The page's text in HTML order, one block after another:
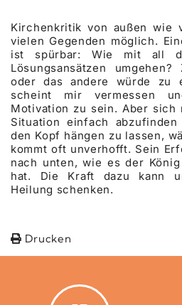
Kirchenkritik von außen wie
vielen Gegenden möglich.
ist spürbar: Wie mit all
Lösungsansätzen
oder das andere würde zu
scheint mir vermessen
Motivation zu sein. Aber sich
Situation einfach
den Kopf hängen zu lassen,
kommt oft unverhofft. Sein
nach unten, wie es der
hat. Die Kraft dazu kann
Heilung schenken.
Drucken